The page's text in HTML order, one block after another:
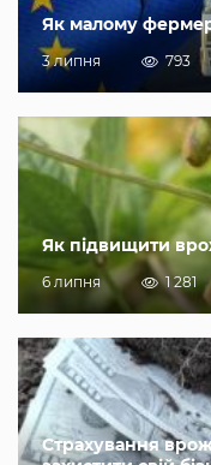
Як малому
3 липня 793
Як підвищити
6 липня 1 281
Страхування